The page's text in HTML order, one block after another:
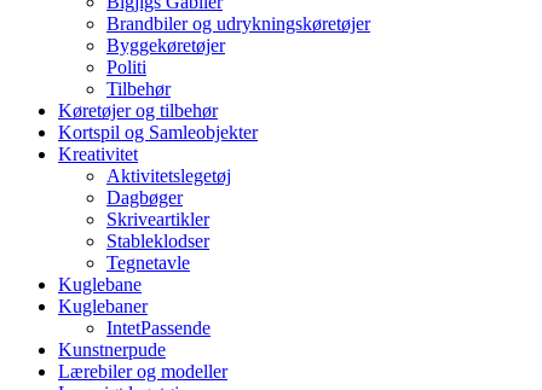
Brandbiler og udrykningskøretøjer
Byggekøretøjer
Politi
Tilbehør
Køretøjer og tilbehør
Kortspil og Samleobjekter
Kreativitet
Aktivitetslegetøj
Dagbøger
Skriveartikler
Stableklodser
Tegnetavle
Kuglebane
Kuglebaner
IntetPassende
Kunstnerpude
Lærebiler og modeller